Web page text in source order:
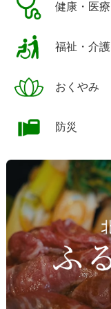
健康・医療
福祉・介護
おくやみ
防災